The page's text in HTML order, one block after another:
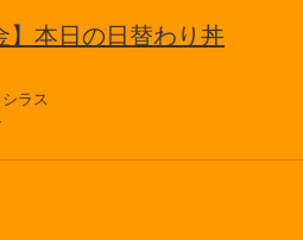
】本日の日替わり丼
ラス